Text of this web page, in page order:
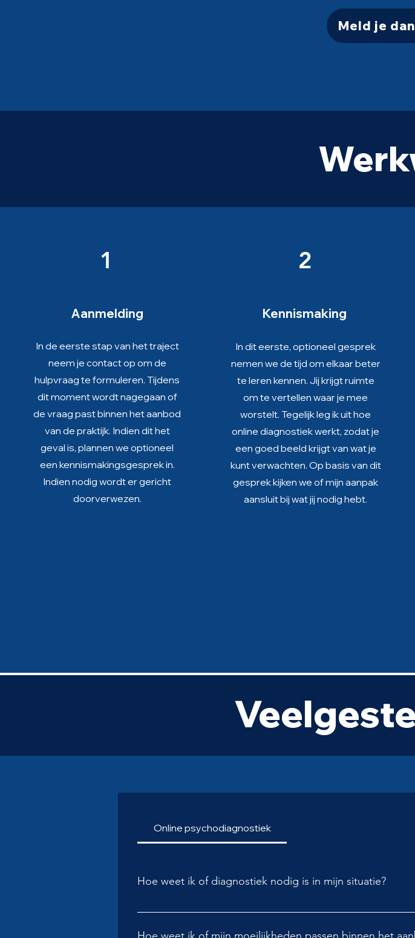
Meld je
1
Aanmelding
In de eerste stap van het traject
neem je contact op om de
hulpvraag te formuleren. Tijdens
dit moment wordt nagegaan of
de vraag past binnen het aanbod
van de praktijk. Indien dit het
geval is, plannen we optioneel
een kennismakingsgesprek in.
Indien nodig wordt er gericht
doorverwezen.
2
Kennismaking
In dit eerste, optioneel gesprek
nemen we de tijd om elkaar beter
te leren kennen. Jij krijgt ruimte
om te vertellen waar je mee
worstelt. Tegelijk leg ik uit hoe
online diagnostiek werkt, zodat je
een goed beeld krijgt van wat je
kunt verwachten. Op basis van dit
gesprek kijken we of mijn aanpak
aansluit bij wat jij nodig hebt.
Online psychodiagnostiek
Hoe weet ik of diagnostiek nodig is in mijn situatie?
Psychodiagnostiek is aangewezen wanneer er